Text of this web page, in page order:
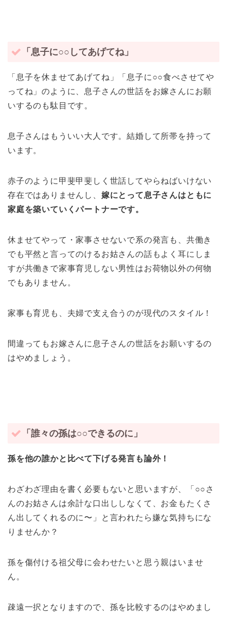
「息子に○○してあげてね」
「息子を休ませてあげてね」「息子に○○食べさせてや
ってね」のように、息子さんの世話をお嫁さんにお願
いするのも駄目です。
息子さんはもういい大人です。結婚して所帯を持って
います。
赤子のように甲斐甲斐しく世話してやらねばいけない
存在ではありませんし、 嫁にとって息子さんはともに
家庭を築いていくパートナーです。
休ませてやって・家事させないで系の発言も、共働き
でも平然と言ってのけるお姑さんの話もよく耳にしま
すが共働きで家事育児しない男性はお荷物以外の何物
でもありません。
家事も育児も、夫婦で支え合うのが現代のスタイル！
間違ってもお嫁さんに息子さんの世話をお願いするの
はやめましょう。
「誰々の孫は○○できるのに」
孫を他の誰かと比べて下げる発言も論外！
わざわざ理由を書く必要もないと思いますが、「○○さ
んのお姑さんは余計な口出ししなくて、お金もたくさ
ん出してくれるのに〜」と言われたら嫌な気持ちにな
りませんか？
孫を傷付ける祖父母に会わせたいと思う親はいませ
ん。
疎遠一択となりますので、孫を比較するのはやめまし